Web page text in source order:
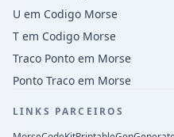
U em Codigo Morse
T em Codigo Morse
Traco Ponto em Morse
Ponto Traco em Morse
LINKS PARCEIROS